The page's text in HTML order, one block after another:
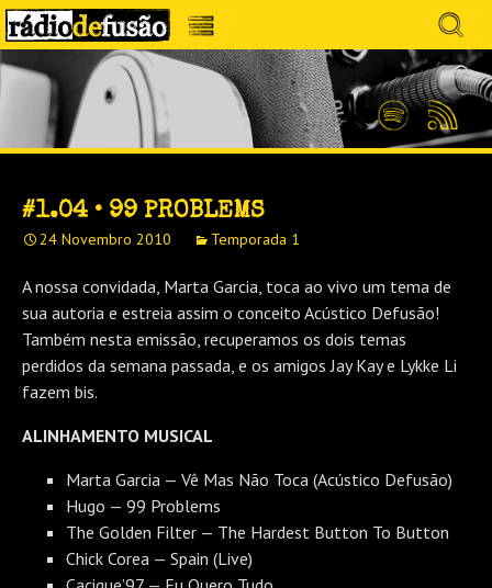
Avançar
para
o
conteúdo
Menu
Search
for:
RÁDIO DEFUSÃO
MÚSICA SEM PRECONCEITOS. CONVERSA
SEM PRETENSÕES.
SpotifyFeed
RSS
#1.04 • 99 PROBLEMS
24 Novembro 2010 Temporada 1
A nossa convidada, Marta Garcia, toca ao vivo um tema de
sua autoria e estreia assim o conceito Acústico Defusão!
Também nesta emissão, recuperamos os dois temas
perdidos da semana passada, e os amigos Jay Kay e Lykke Li
fazem bis.
ALINHAMENTO MUSICAL
Marta Garcia — Vê Mas Não Toca (Acústico Defusão)
Hugo — 99 Problems
The Golden Filter — The Hardest Button To Button
Chick Corea — Spain (Live)